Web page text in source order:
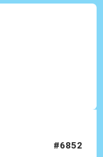
#6852